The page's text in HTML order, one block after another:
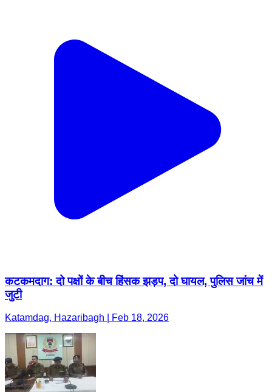
कटकमदाग: दो पक्षों के बीच हिंसक झड़प, दो घायल, पुलिस जांच में
जुटी
Katamdag, Hazaribagh | Feb 18, 2026